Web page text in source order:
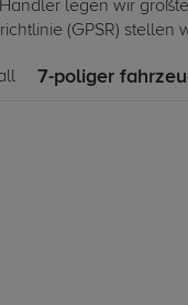
legen wir
(GPSR)
7-poliger